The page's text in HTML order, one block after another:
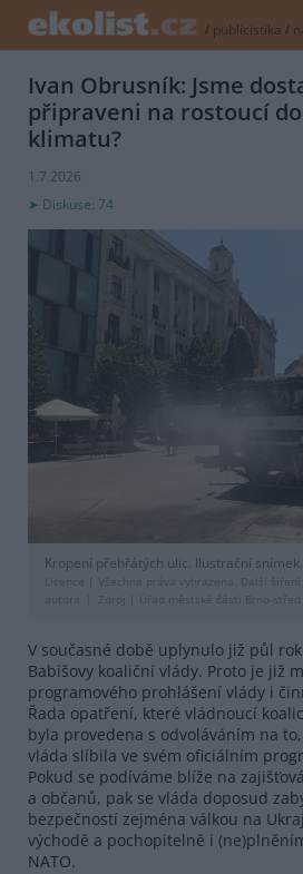
/ publicistika /
Ivan Obrusník: Jsme
připraveni na rostoucí
klimatu?
1.7.2026
Diskuse: 74
Kropení přehřátých ulic. Ilustrační snímek.
Licence |
Všechna práva vyhrazena. Další
autora
Zdroj | Úřad městské části Brno-střed
V současné době uplynulo již půl
Babišovy koaliční vlády. Proto je již
programového prohlášení vlády i
Řada opatření, které vládnoucí
byla provedena s odvoláváním na
vláda slíbila ve svém oficiálním
Pokud se podíváme blíže na
a občanů, pak se vláda doposud
bezpečností zejména válkou na
východě a pochopitelně i
NATO.